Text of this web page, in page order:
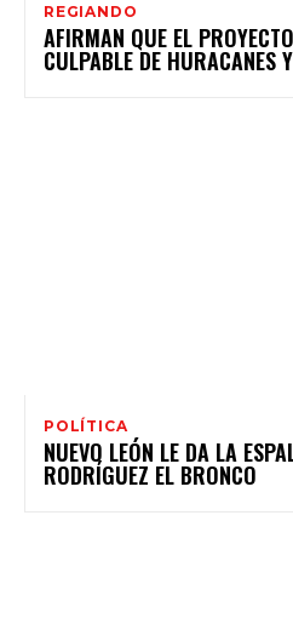
REGIANDO
AFIRMAN QUE EL
CULPABLE DE HURACANES
POLÍTICA
NUEVO LEÓN LE DA LA
RODRÍGUEZ EL BRONCO